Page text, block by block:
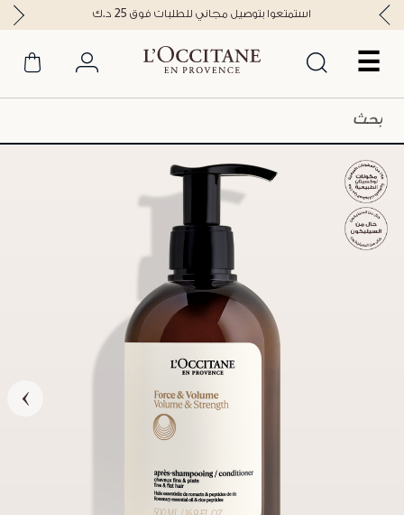
☰
استمتعوا بتوصيل مجاني للطلبات فوق 25 د.ك